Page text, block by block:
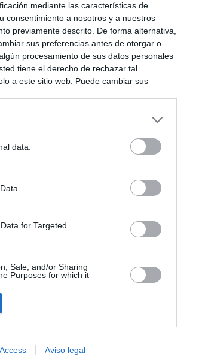
mediante las características de
consentimiento a nosotros y a nuestros
previamente descrito. De forma alternativa,
sus preferencias antes de otorgar o
procesamiento de sus datos personales
tiene el derecho de rechazar tal
a este sitio web. Puede cambiar sus
data.
for Targeted
Sale, and/or Sharing
Purposes for which it
Aviso legal
largest news
of each